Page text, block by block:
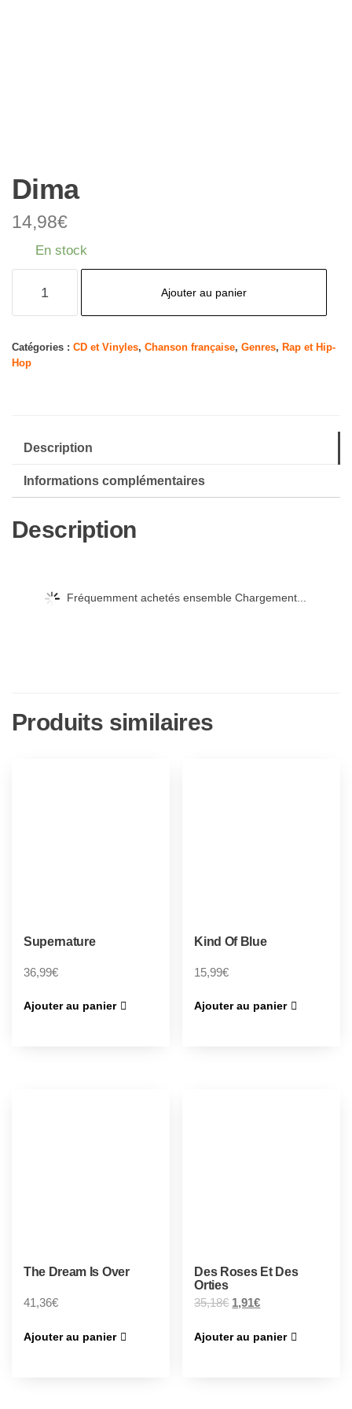
Dima
14,98€
En stock
Ajouter au panier
Catégories : CD et Vinyles, Chanson française, Genres, Rap et Hip-
Hop
Description
Informations complémentaires
Description
Fréquemment achetés ensemble Chargement...
Produits similaires
Supernature
36,99€
Ajouter au panier
Kind Of Blue
15,99€
Ajouter au panier
The Dream Is Over
41,36€
Ajouter au panier
Des Roses Et Des
Orties
35,18€ 1,91€
Ajouter au panier